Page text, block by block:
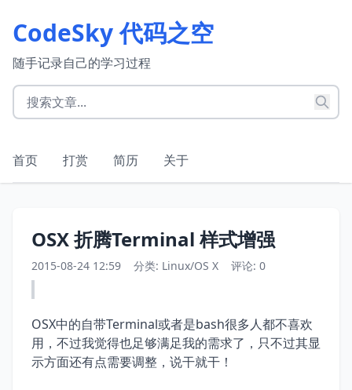
CodeSky 代码之空
随手记录自己的学习过程
首页 打赏 简历 关于
OSX 折腾Terminal 样式增强
2015-08-24 12:59 分类: Linux/OS X 评论: 0
OSX中的自带Terminal或者是bash很多人都不喜欢
用，不过我觉得也足够满足我的需求了，只不过其显
示方面还有点需要调整，说干就干！